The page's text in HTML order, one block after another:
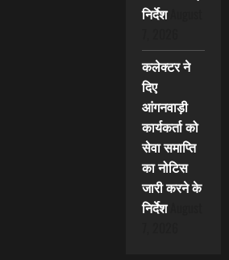
निर्देश
कलेक्टर ने
दिए
आंगनवाड़ी
कार्यकर्ता को
सेवा समाप्ति
का नोटिस
जारी करने के
निर्देश